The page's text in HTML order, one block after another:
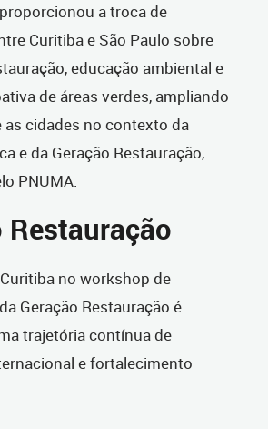
a troca de
Curitiba e São Paulo sobre
educação ambiental e
de áreas verdes, ampliando
cidades no contexto da
e da Geração Restauração,
PNUMA.
Restauração
no workshop de
Geração Restauração é
trajetória contínua de
e fortalecimento